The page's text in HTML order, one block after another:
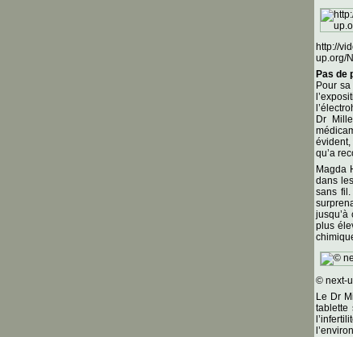
http://
up.org/
Pas de
Pour
Dr
évident,
qu’a
Magda
dans
sans
jusqu’à
plus
© next-
Le Dr
tablette